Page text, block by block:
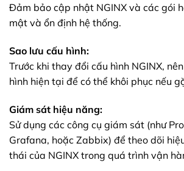
Đảm bảo cập nhật NGINX và các gói
mật và ổn định hệ thống.
Sao lưu cấu hình:
Trước khi thay đổi cấu hình NGINX,
hình hiện tại để có thể khôi phục nếu
Giám sát hiệu năng:
Sử dụng các công cụ giám sát (như
Grafana, hoặc Zabbix) để theo dõi
thái của NGINX trong quá trình vận